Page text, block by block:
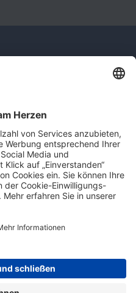
und
unseren Online-
Barrierefreiheit